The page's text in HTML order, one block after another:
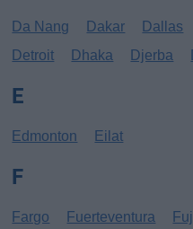
Da Nang Dakar Dallas
Detroit
Dhaka Djerba
E
Edmonton Eilat
F
Fargo Fuerteventura